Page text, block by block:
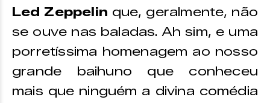
Led Zeppelin que, geralmente, não
se ouve nas baladas. Ah sim, e uma
porretíssima homenagem ao nosso
grande baihuno que conheceu
mais que ninguém a divina comédia